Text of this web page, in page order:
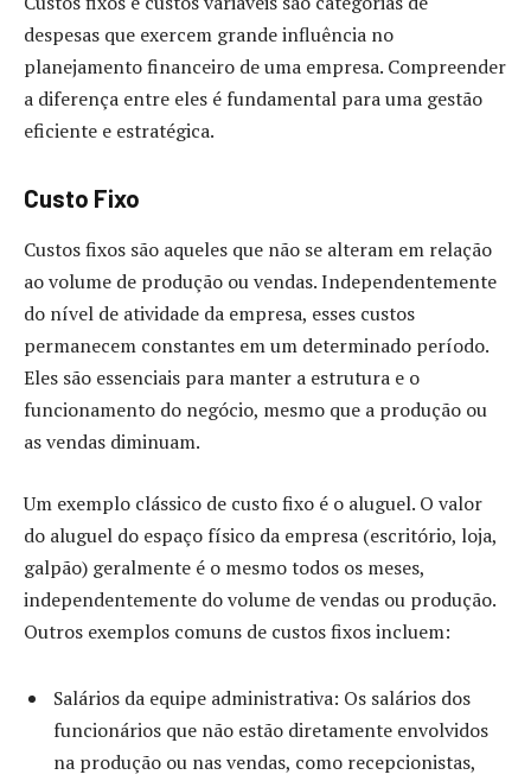
despesas que exercem grande influência no
planejamento financeiro de uma empresa. Compreender
a diferença entre eles é fundamental para uma gestão
eficiente e estratégica.
Custo Fixo
Custos fixos são aqueles que não se alteram em relação
ao volume de produção ou vendas. Independentemente
do nível de atividade da empresa, esses custos
permanecem constantes em um determinado período.
Eles são essenciais para manter a estrutura e o
funcionamento do negócio, mesmo que a produção ou
as vendas diminuam.
Um exemplo clássico de custo fixo é o aluguel. O valor
do aluguel do espaço físico da empresa (escritório, loja,
galpão) geralmente é o mesmo todos os meses,
independentemente do volume de vendas ou produção.
Outros exemplos comuns de custos fixos incluem:
Salários da equipe administrativa: Os salários dos
funcionários que não estão diretamente envolvidos
na produção ou nas vendas, como recepcionistas,